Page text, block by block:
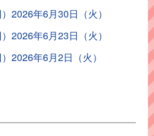
2026年6月30日（火）
2026年6月23日（火）
2026年6月2日（火）